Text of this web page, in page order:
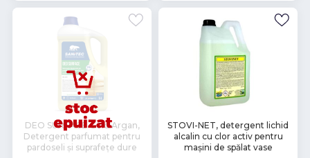
DEO SURFACE Gold Argan,
Detergent parfumat pentru
pardoseli și suprafețe dure
В
наличии
STOVI-NET, detergent lichid
alcalin cu clor activ pentru
mașini de spălat vase